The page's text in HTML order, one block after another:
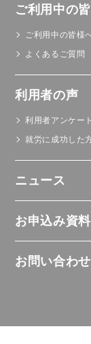
ご利用中の
ご利用中の皆様
よくあるご質問
利用者の声
利用者アンケー
就労に成功した
ニュース
お申込み資
お問い合わせ